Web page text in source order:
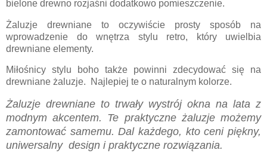
bielone drewno rozjaśni dodatkowo pomieszczenie.
Żaluzje drewniane to oczywiście prosty sposób na
wprowadzenie do wnętrza stylu retro, który uwielbia
drewniane elementy.
Miłośnicy stylu boho także powinni zdecydować się na
drewniane żaluzje. Najlepiej te o naturalnym kolorze.
Żaluzje drewniane to trwały wystrój okna na lata z
modnym akcentem. Te praktyczne żaluzje możemy
zamontować samemu. Dal każdego, kto ceni piękny,
uniwersalny design i praktyczne rozwiązania.